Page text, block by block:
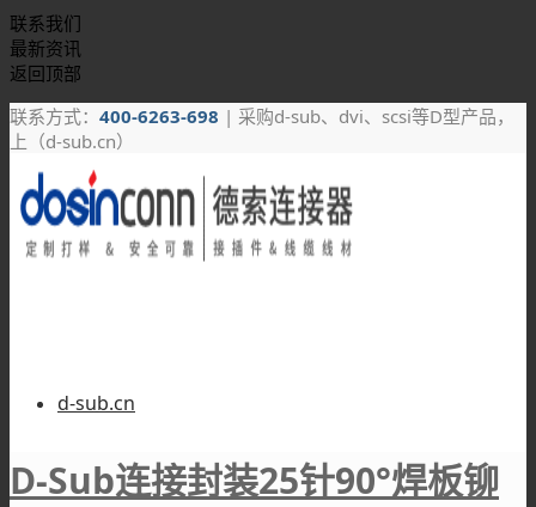
联系我们
最新资讯
返回顶部
联系方式： 400-6263-698 | 采购d-sub、dvi、scsi等D型产品，
上（d-sub.cn）
d-sub.cn
D-Sub连接封装25针90°焊板铆